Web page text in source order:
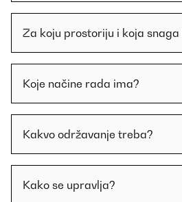
Za koju prostoriju i koja snaga
Koje načine rada ima?
Kakvo održavanje treba?
Kako se upravlja?